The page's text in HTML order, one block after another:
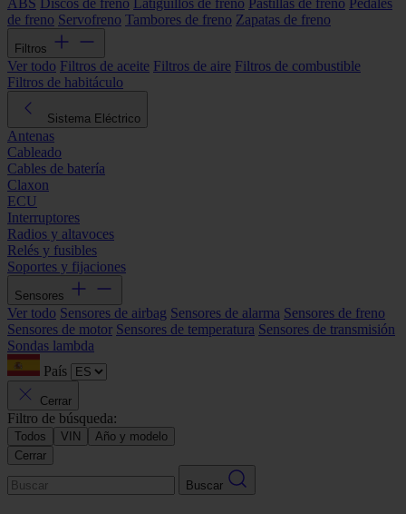
de freno Servofreno Tambores de freno Zapatas de freno
Filtros
Ver todo Filtros de aceite Filtros de aire Filtros de combustible
Filtros de habitáculo
Sistema Eléctrico
Antenas
Cableado
Cables de batería
Claxon
ECU
Interruptores
Radios y altavoces
Relés y fusibles
Soportes y fijaciones
Sensores
Ver todo Sensores de airbag Sensores de alarma Sensores de freno
Sensores de motor Sensores de temperatura Sensores de transmisión
Sondas lambda
País
Cerrar
Filtro de búsqueda:
Todos VIN
Año y modelo
Cerrar
Buscar